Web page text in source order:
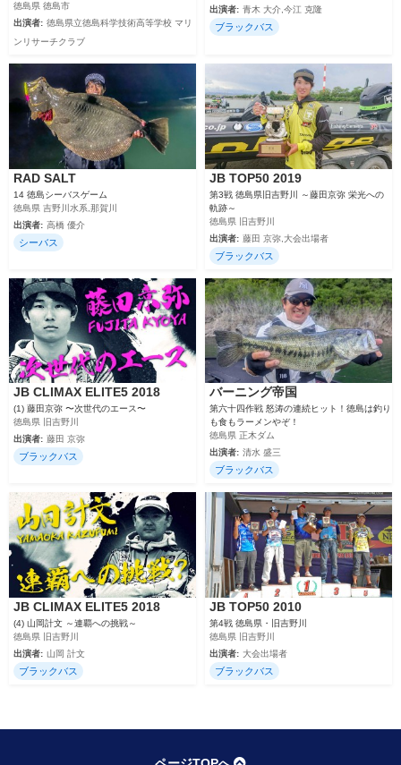
徳島県 徳島市
出演者: 徳島県立徳島科学技術高等学校 マリ
ンリサーチクラブ
出演者: 青木 大介,今江 克隆
ブラックバス
RAD SALT
14 徳島シーバスゲーム
徳島県 吉野川水系,那賀川
出演者: 高橋 優介
シーバス
JB TOP50 2019
第3戦 徳島県旧吉野川 ～藤田京弥 栄光への
軌跡～
徳島県 旧吉野川
出演者: 藤田 京弥,大会出場者
ブラックバス
JB CLIMAX ELITE5 2018
(1) 藤田京弥 〜次世代のエース〜
徳島県 旧吉野川
出演者: 藤田 京弥
ブラックバス
バーニング帝国
第六十四作戦 怒涛の連続ヒット！徳島は釣り
も食もラーメンやぞ！
徳島県 正木ダム
出演者: 清水 盛三
ブラックバス
JB CLIMAX ELITE5 2018
(4) 山岡計文 ～連覇への挑戦～
徳島県 旧吉野川
出演者: 山岡 計文
ブラックバス
JB TOP50 2010
第4戦 徳島県・旧吉野川
徳島県 旧吉野川
出演者: 大会出場者
ブラックバス